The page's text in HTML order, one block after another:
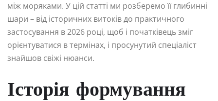
між моряками. У цій статті ми розберемо її глибинні
шари – від історичних витоків до практичного
застосування в 2026 році, щоб і початківець зміг
орієнтуватися в термінах, і просунутий спеціаліст
знайшов свіжі нюанси.
Історія формування